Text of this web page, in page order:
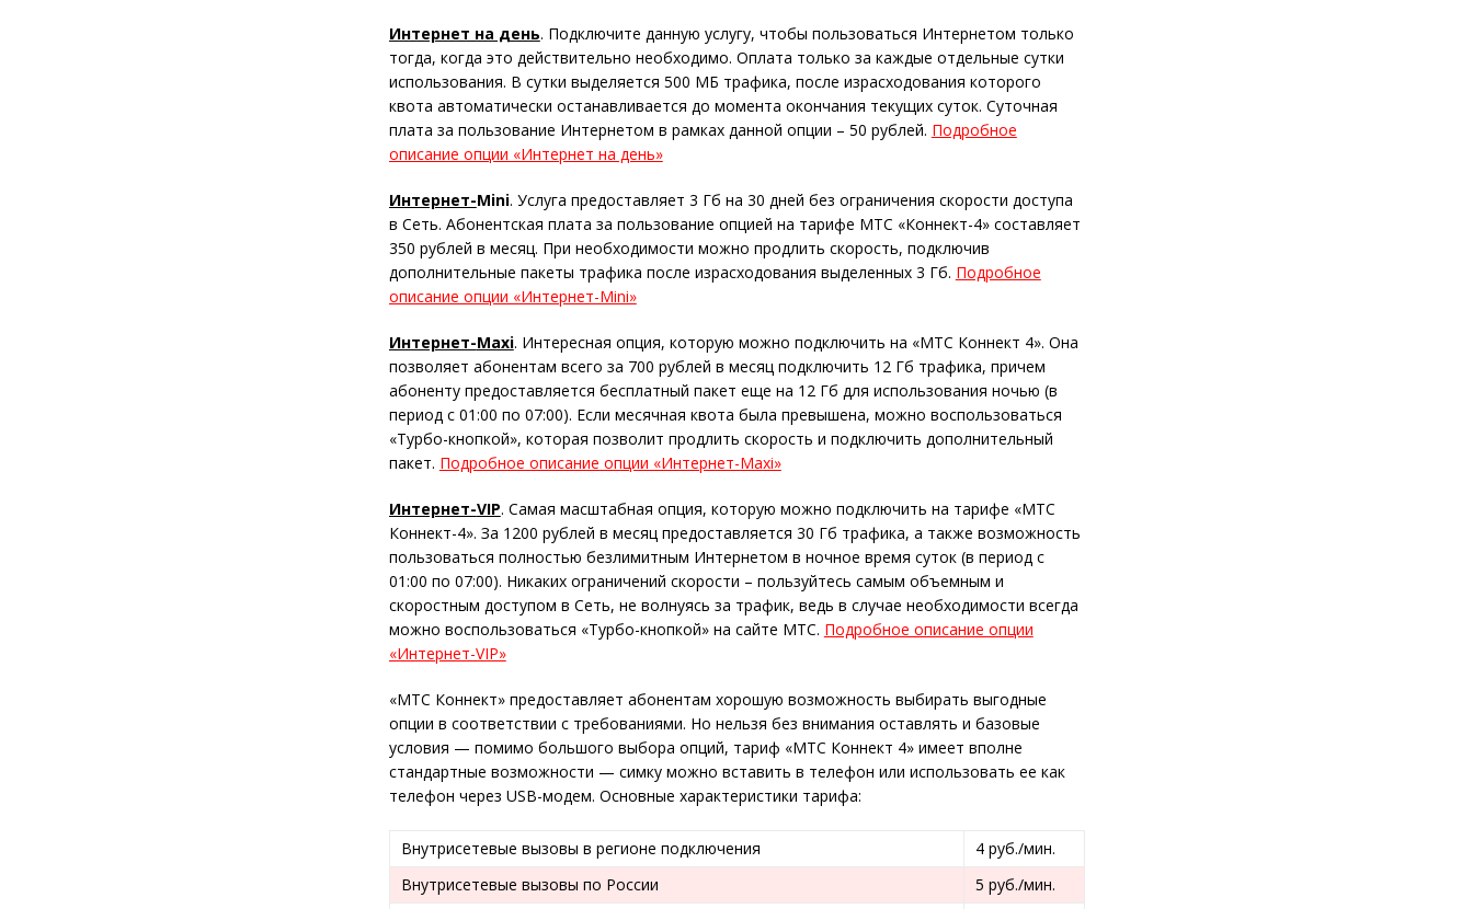
Интернет на день. Подключите данную услугу, чтобы пользоваться Интернетом только
тогда, когда это действительно необходимо. Оплата только за каждые отдельные сутки
использования. В сутки выделяется 500 МБ трафика, после израсходования которого
квота автоматически останавливается до момента окончания текущих суток. Суточная
плата за пользование Интернетом в рамках данной опции – 50 рублей. Подробное
описание опции «Интернет на день»
Интернет-Mini. Услуга предоставляет 3 Гб на 30 дней без ограничения скорости доступа
в Сеть. Абонентская плата за пользование опцией на тарифе МТС «Коннект-4» составляет
350 рублей в месяц. При необходимости можно продлить скорость, подключив
дополнительные пакеты трафика после израсходования выделенных 3 Гб. Подробное
описание опции «Интернет-Mini»
Интернет-Maxi. Интересная опция, которую можно подключить на «МТС Коннект 4». Она
позволяет абонентам всего за 700 рублей в месяц подключить 12 Гб трафика, причем
абоненту предоставляется бесплатный пакет еще на 12 Гб для использования ночью (в
период с 01:00 по 07:00). Если месячная квота была превышена, можно воспользоваться
«Турбо-кнопкой», которая позволит продлить скорость и подключить дополнительный
пакет. Подробное описание опции «Интернет-Maxi»
Интернет-VIP. Самая масштабная опция, которую можно подключить на тарифе «МТС
Коннект-4». За 1200 рублей в месяц предоставляется 30 Гб трафика, а также возможность
пользоваться полностью безлимитным Интернетом в ночное время суток (в период с
01:00 по 07:00). Никаких ограничений скорости – пользуйтесь самым объемным и
скоростным доступом в Сеть, не волнуясь за трафик, ведь в случае необходимости всегда
можно воспользоваться «Турбо-кнопкой» на сайте МТС. Подробное описание опции
«Интернет-VIP»
«МТС Коннект» предоставляет абонентам хорошую возможность выбирать выгодные
опции в соответствии с требованиями. Но нельзя без внимания оставлять и базовые
условия — помимо большого выбора опций, тариф «МТС Коннект 4» имеет вполне
стандартные возможности — симку можно вставить в телефон или использовать ее как
телефон через USB-модем. Основные характеристики тарифа:
Внутрисетевые вызовы в регионе подключения
4 руб./мин.
Внутрисетевые вызовы по России
5 руб./мин.